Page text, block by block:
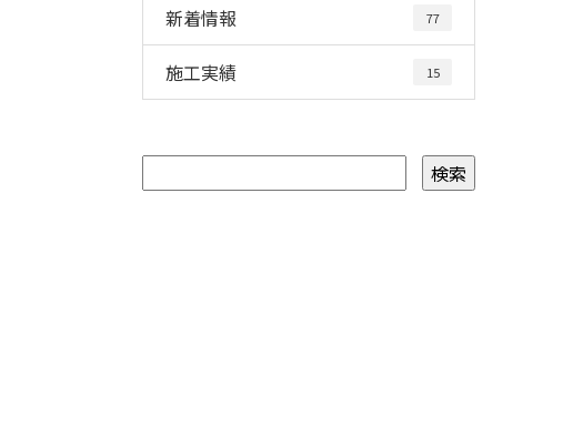
新着情報 77
施工実績 15